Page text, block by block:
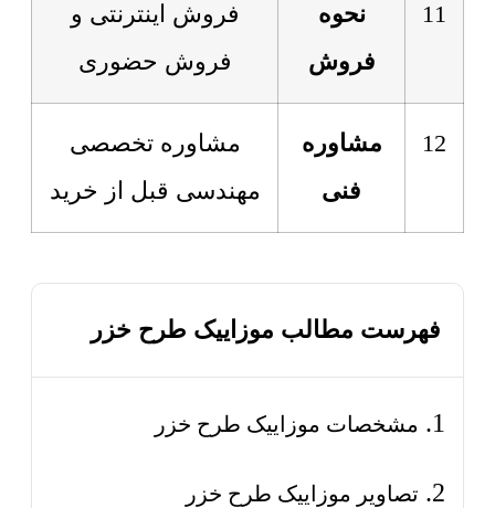
11
نحوه
فروش
فروش اینترنتی و
فروش حضوری
12
مشاوره
فنی
مشاوره تخصصی
مهندسی قبل از خرید
فهرست مطالب موزاییک طرح خزر
مشخصات موزاییک طرح خزر
تصاویر موزاییک طرح خزر